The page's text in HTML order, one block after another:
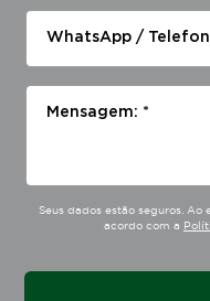
WhatsApp /
Mensagem: *
Seus dados estão seguros.
acordo com a